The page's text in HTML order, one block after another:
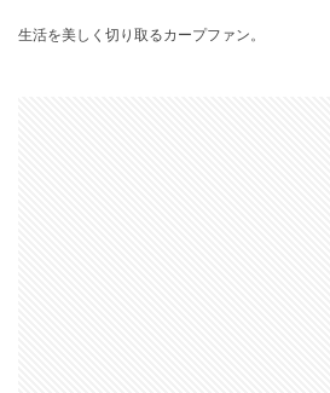
生活を美しく切り取るカープファン。